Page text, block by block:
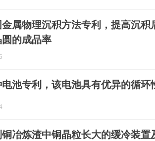
属物理沉积方法专利，提高沉积
的成品率
池专利，该电池具有优异的循环
冶炼渣中铜晶粒长大的缓冷装置